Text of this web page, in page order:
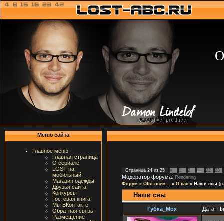
Меню сайта
Главное меню
Главная страница
О сериале
LOST на
мобильный
Магазин одежды
Друзья сайта
Конкурсы
Гостевая книга
Мы ВКонтакте
Обратная связь
Размещение
Страница 24 из 25 « 1 2 22 23
Модератор форума: Rendering
Форум » Обо всём... » О нас » Наши сны
Наши сны
Губка_Мох Дата: